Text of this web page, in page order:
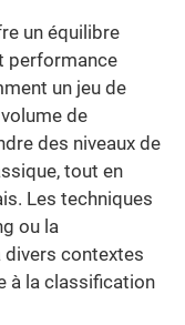
un équilibre
performance
un jeu de
de
des niveaux de
tout en
Les techniques
ou la
divers contextes
à la classification